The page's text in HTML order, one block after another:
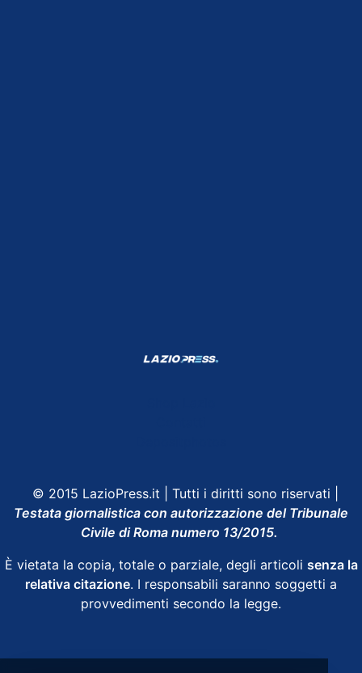
© 2015 LazioPress.it | Tutti i diritti sono riservati |
Testata giornalistica con autorizzazione del Tribunale
Civile di Roma numero 13/2015.
È vietata la copia, totale o parziale, degli articoli senza la
relativa citazione. I responsabili saranno soggetti a
provvedimenti secondo la legge.